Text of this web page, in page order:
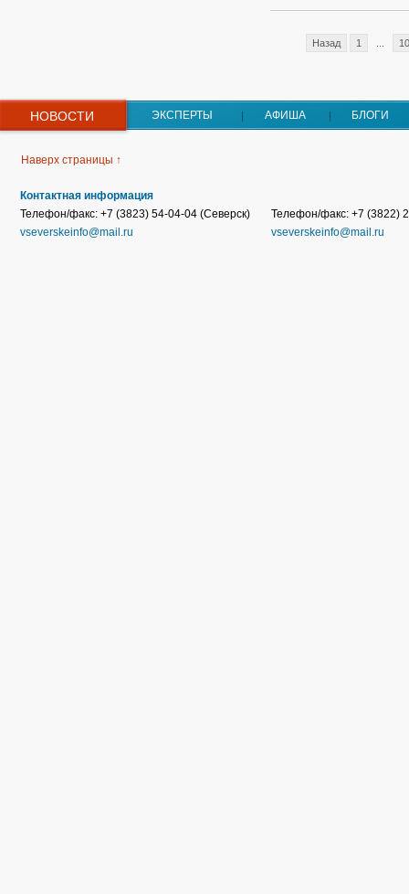
Назад 1
НОВОСТИ ЭКСПЕРТЫ АФИША БЛОГИ
Наверх страницы ↑
Контактная информация
Телефон/факс: +7 (3823) 54-04-04 (Северск)
vseverskeinfo@mail.ru
Телефон/факс: +7 (3822)
vseverskeinfo@mail.ru